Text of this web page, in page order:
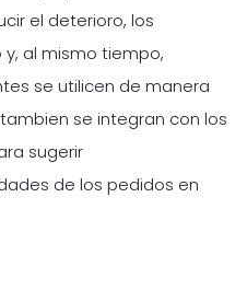
el deterioro, los
al mismo tiempo,
se utilicen de manera
se integran con los
sugerir
de los pedidos en